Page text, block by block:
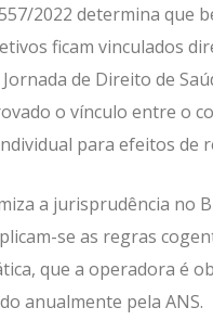
2022 determina que
ficam vinculados
de Direito de
o vínculo entre o
para efeitos de
a jurisprudência no
se as regras
que a operadora é
anualmente pela ANS.